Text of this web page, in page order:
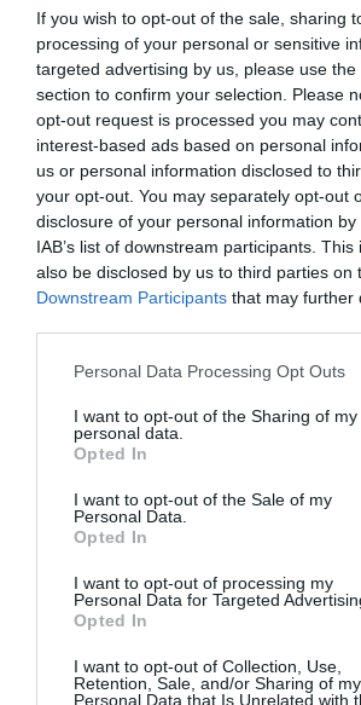
If you wish to opt-out of the sale, sharing
processing of your personal or sensitive
targeted advertising by us, please use
section to confirm your selection. Please
opt-out request is processed you may
interest-based ads based on personal
us or personal information disclosed to
your opt-out. You may separately opt-out
disclosure of your personal information
IAB’s list of downstream participants.
also be disclosed by us to third parties on
Downstream Participants that may further
Personal Data Processing Opt Outs
I want to opt-out of the Sharing of my
personal data.
Opted In
I want to opt-out of the Sale of my
Personal Data.
Opted In
I want to opt-out of processing my
Personal Data for Targeted
Opted In
I want to opt-out of Collection, Use,
Retention, Sale, and/or Sharing of my
Personal Data that Is Unrelated with
κύρια ερευνητικά ενδιαφέροντά της.
παρουσιαστεί σε ατομικές και
ιδρύματα, μουσεία και γκαλερί, όπως
Androulidaki Gallery, Αθήνα (2025),
Iceland, Reykjavik (2024), EMΣΤ, Αθήνα
Λυρική Σκηνή, Αθήνα (2023), Ίδρυμα
Αθήνα (2022), ΝΕΟΝ, Αθήνα (2021),
Βέλγιο (2018), Fondation Hippocrene,
Μουσείο Κυκλαδικής Τέχνης, Αθήνα
Παρίσι (2017), Μουσείο Μπενάκη,
Μπιενάλε της Αθήνας (2013) μεταξύ
έχει παρουσιαστεί σε εκθέσεις
μουσείων όπως των: Fondazione
συμμετάσχει σε καλλιτεχνικά
Studiotopia (BOZAR & Στέγη
(Ίδρυμα Σταύρος Νιάρχος, 2018).
“Stephen Antonakos: Υστερόγραφα
επετειακή έκθεση στο Ίδρυμα Θεοχαράκη